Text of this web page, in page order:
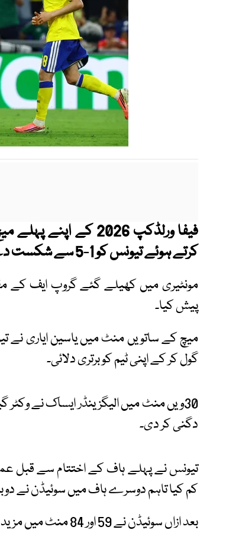
فیفا ورلڈکپ 2026 کے
کرتے ہوئے تیونس کو 1-5 سے شکست دے دی۔
مونٹیری میں کھیلے گئے گروپ ایف کے
پیش کیا۔
میچ کے ساتویں منٹ میں یاسین ایاری نے
گول کر کے اپنی ٹیم کو برتری دلائی۔
30ویں منٹ میں الیگزینڈر ایساک نے
دگنی کر دی۔
تیونس نے پہلے ہاف کے اختتام سے قبل
کم کیا تاہم دوسرے ہاف میں سوئیڈن نے
بعد ازاں سوئیڈن نے 59 اور 84 منٹ میں مزید دو گول کرکے میچ پر اپنی گرفت مضبوط کرلی۔